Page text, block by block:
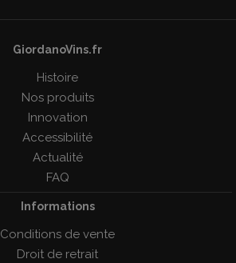
GiordanoVins.fr
Histoire
Nos produits
Innovation
Accessibilité
Actualité
FAQ
Informations
Conditions de vente
Droit de retrait